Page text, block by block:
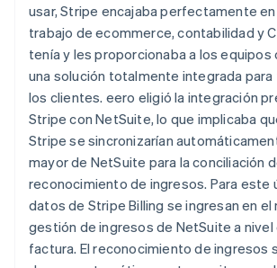
usar, Stripe encajaba perfectamente
trabajo de ecommerce, contabilidad y
tenía y les proporcionaba a los equipos
una solución totalmente integrada para
los clientes. eero eligió la integración
Stripe con NetSuite, lo que implicaba
Stripe se sincronizarían
mayor de NetSuite para la conciliación
reconocimiento de ingresos. Para este
datos de Stripe Billing se ingresan en el
gestión de ingresos de NetSuite a
factura. El reconocimiento de ingresos